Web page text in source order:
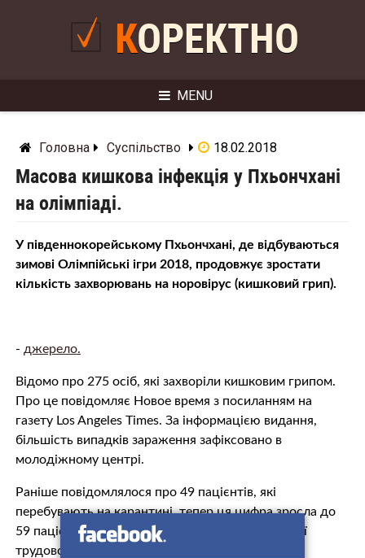
КОРЕКТНО
MENU
Головна Суспільство 18.02.2018
Масова кишкова інфекція у Пхьончхані
на олімпіаді.
У південнокорейському Пхьончхані, де відбуваються
зимові Олімпійські ігри 2018, продовжує зростати
кількість захворювань на норовірус (кишковий грип).
- джерело.
Відомо про 275 осіб, які захворіли кишковим грипом.
Про це повідомляє Новое время з посиланням на
газету Los Angeles Times. За інформацією видання,
більшість випадків зараження зафіксовано в
молодіжному центрі.
Раніше повідомлялося про 49 пацієнтів, які
перебувають на карантині, тепер ця цифра зросла до
59 пацієнтів. Решта повернулися до повноцінної
трудової діяльності.